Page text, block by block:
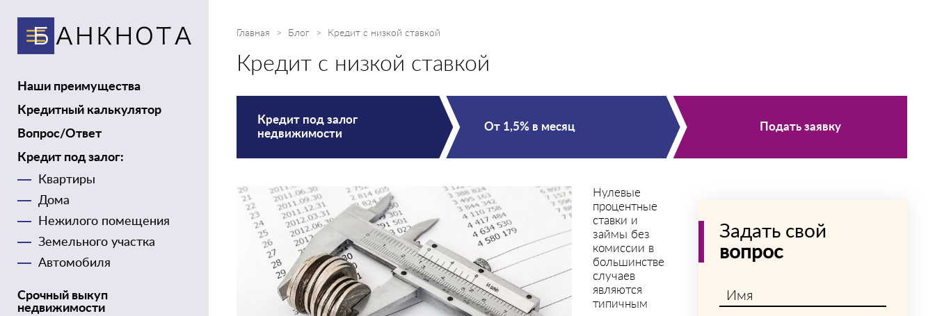
Наши преимущества
Кредитный калькулятор
Вопрос/Ответ
Кредит под залог:
Квартиры
Дома
Нежилого помещения
Земельного участка
Автомобиля
Срочный выкуп
недвижимости
Главная Блог Кредит с низкой ставкой
Кредит с низкой ставкой
Кредит под залог
недвижимости
От 1,5% в месяц Подать заявку
Задать свой
вопрос
Имя
Нулевые
процентные
ставки и
займы без
комиссии в
большинстве
случаев
являются
типичным